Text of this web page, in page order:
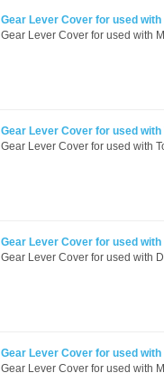
Gear Lever Cover for used with
Gear Lever Cover for used with
Gear Lever Cover for used
Gear Lever Cover for used with
Gear Lever Cover for used with
Gear Lever Cover for used with
Gear Lever Cover for used with
Gear Lever Cover for used with